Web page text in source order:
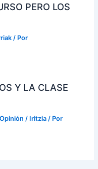
PERO LOS
/ Por
Y LA CLASE
Opinión / Iritzia / Por